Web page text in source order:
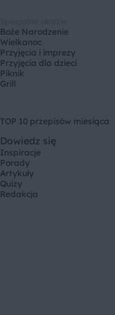
Boże Narodzenie
Wielkanoc
Przyjęcia i imprezy
Przyjęcia dla dzieci
Piknik
Grill
TOP 10 przepisów miesiąca
Dowiedz się
Inspiracje
Porady
Artykuły
Quizy
Redakcja